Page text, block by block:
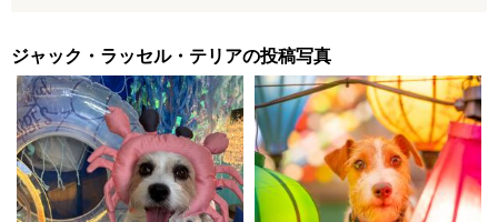
ジャック・ラッセル・テリアの投稿写真